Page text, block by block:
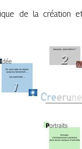
de la création